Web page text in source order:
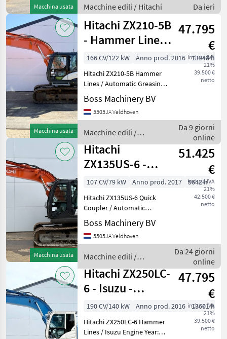
Macchina usata
Certificate: CE Availa
Macchine edili / Hitachi Da ieri
Macchina usata
Hitachi ZX210-5B
- Hammer Lines /
Automatic
Greasing
47.795
€
inclusa IVA
21%
39.500 €
netto
166 CV/122 kW Anno prod. 2016
13948 h
Hitachi ZX210-5B Hammer
Lines / Automatic Greasing
Year: 2016 Reference
number: BM007842 Hours:
13.948 Type ZX210-5B
Netherlands Certificate: CE
Boss Machinery BV
5505JA Veldhoven
Macchine edili /
Hitachi
Da 9 giorni
online
Macchina usata
Hitachi
ZX135US-6 -
Quick Coupler /
Automatic
Greasing
51.425
€
inclusa IVA
21%
42.500 €
netto
107 CV/79 kW Anno prod. 2017
5642 h
Hitachi ZX135US-6 Quick
Coupler / Automatic
Greasing Year: 2017
Reference number:
BM007596 Hours: 5.642
Veldhoven, Netherlands
Certificate:
Boss Machinery BV
5505JA Veldhoven
Macchine edili /
Hitachi
Da 24 giorni
online
Hitachi ZX250LC-
6 - Isuzu -
Hammer Lines /
Isuzu Engine
47.795
€
inclusa IVA
21%
39.500 €
netto
190 CV/140 kW Anno prod. 2016
13601 h
Hitachi ZX250LC-6 Hammer
Lines / Isuzu Engine Year: